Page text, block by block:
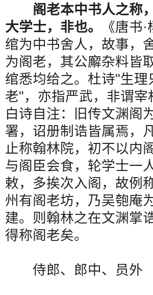
阁老本中书人之称
大学士，非也。
《唐书·
绾为中书舍人，故事，
为阁老，其公廨杂料皆
绾悉均给之。杜诗"生理
老"，亦指严武，非谓宰
白诗自注：旧传文渊阁
署，诏册制诰皆属焉，
止称翰林院，初不以内
与阁臣会食，轮学士一
敕，多挨次入阁，故例
州有阁老坊，乃吴匏庵
建。则翰林之在文渊掌
得称阁老矣。
侍郎、郎中、员外